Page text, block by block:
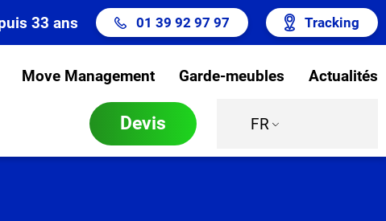
33 ans 01 39 92 97 97 Tracking
Move Management Garde-meubles Actualités
Devis FR